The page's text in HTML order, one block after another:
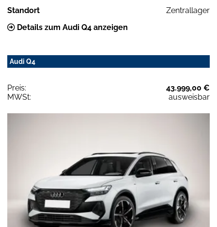
Standort
Zentrallager
Details zum Audi Q4 anzeigen
Audi Q4
Preis:
43.999,00 €
MWSt:
ausweisbar